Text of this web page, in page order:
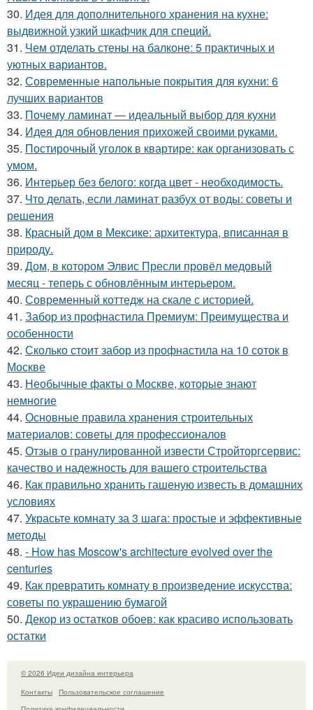
30. Идея для дополнительного хранения на кухне:
выдвижной узкий шкафчик для специй.
31. Чем отделать стены на балконе: 5 практичных и
уютных вариантов.
32. Современные напольные покрытия для кухни: 6
лучших вариантов
33. Почему ламинат — идеальный выбор для кухни
34. Идея для обновления прихожей своими руками.
35. Постирочный уголок в квартире: как организовать с
умом.
36. Интерьер без белого: когда цвет - необходимость.
37. Что делать, если ламинат разбух от воды: советы и
решения
38. Красный дом в Мексике: архитектура, вписанная в
природу.
39. Дом, в котором Элвис Пресли провёл медовый
месяц - теперь с обновлённым интерьером.
40. Современный коттедж на скале с историей.
41. Забор из профнастила Премиум: Преимущества и
особенности
42. Сколько стоит забор из профнастила на 10 соток в
Москве
43. Необычные факты о Москве, которые знают
немногие
44. Основные правила хранения строительных
материалов: советы для профессионалов
45. Отзыв о гранулированной извести Стройторгсервис:
качество и надежность для вашего строительства
46. Как правильно хранить гашеную известь в домашних
условиях
47. Украсьте комнату за 3 шага: простые и эффективные
методы
48. - How has Moscow's architecture evolved over the
centuries
49. Как превратить комнату в произведение искусства:
советы по украшению бумагой
50. Декор из остатков обоев: как красиво использовать
остатки
© 2026 Идеи дизайна интерьера
Контакты
Пользовательское соглашение